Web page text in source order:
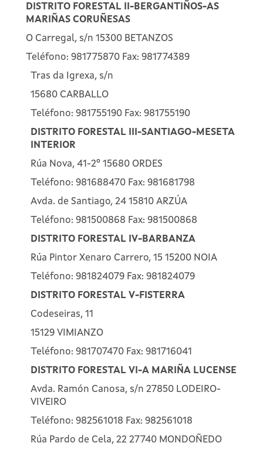
DISTRITO FORESTAL II-BERGANTIÑOS-AS
MARIÑAS CORUÑESAS
O Carregal, s/n 15300 BETANZOS
Teléfono: 981775870 Fax: 981774389
Tras da Igrexa, s/n
15680 CARBALLO
Teléfono: 981755190 Fax: 981755190
DISTRITO FORESTAL III-SANTIAGO-MESETA
INTERIOR
Rúa Nova, 41-2º 15680 ORDES
Teléfono: 981688470 Fax: 981681798
Avda. de Santiago, 24 15810 ARZÚA
Teléfono: 981500868 Fax: 981500868
DISTRITO FORESTAL IV-BARBANZA
Rúa Pintor Xenaro Carrero, 15 15200 NOIA
Teléfono: 981824079 Fax: 981824079
DISTRITO FORESTAL V-FISTERRA
Codeseiras, 11
15129 VIMIANZO
Teléfono: 981707470 Fax: 981716041
DISTRITO FORESTAL VI-A MARIÑA LUCENSE
Avda. Ramón Canosa, s/n 27850 LODEIRO-
VIVEIRO
Teléfono: 982561018 Fax: 982561018
Rúa Pardo de Cela, 22 27740 MONDOÑEDO